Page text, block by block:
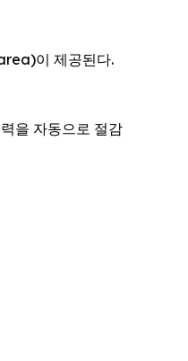
이 제공된다.
을 자동으로 절감